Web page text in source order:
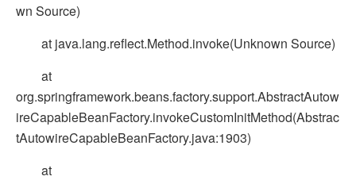
wn Source)
at java.lang.reflect.Method.invoke(Unknown Source)
at
org.springframework.beans.factory.support.AbstractAutow
ireCapableBeanFactory.invokeCustomInitMethod(Abstrac
tAutowireCapableBeanFactory.java:1903)
at